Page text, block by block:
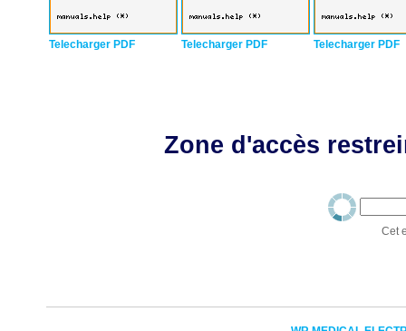
Telecharger PDF Telecharger PDF Telecharger PDF
Zone d'accès
Cet